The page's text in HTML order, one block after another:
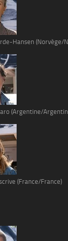
Hansen (Norvège/
(Argentine/
(France/France)